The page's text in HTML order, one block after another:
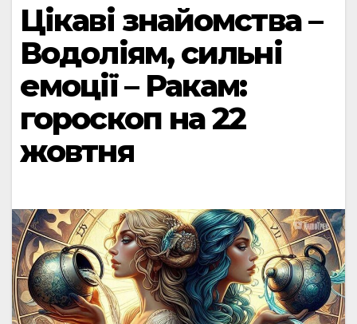
Цікаві знайомства –
Водоліям, сильні
емоції – Ракам:
гороскоп на 22
жовтня